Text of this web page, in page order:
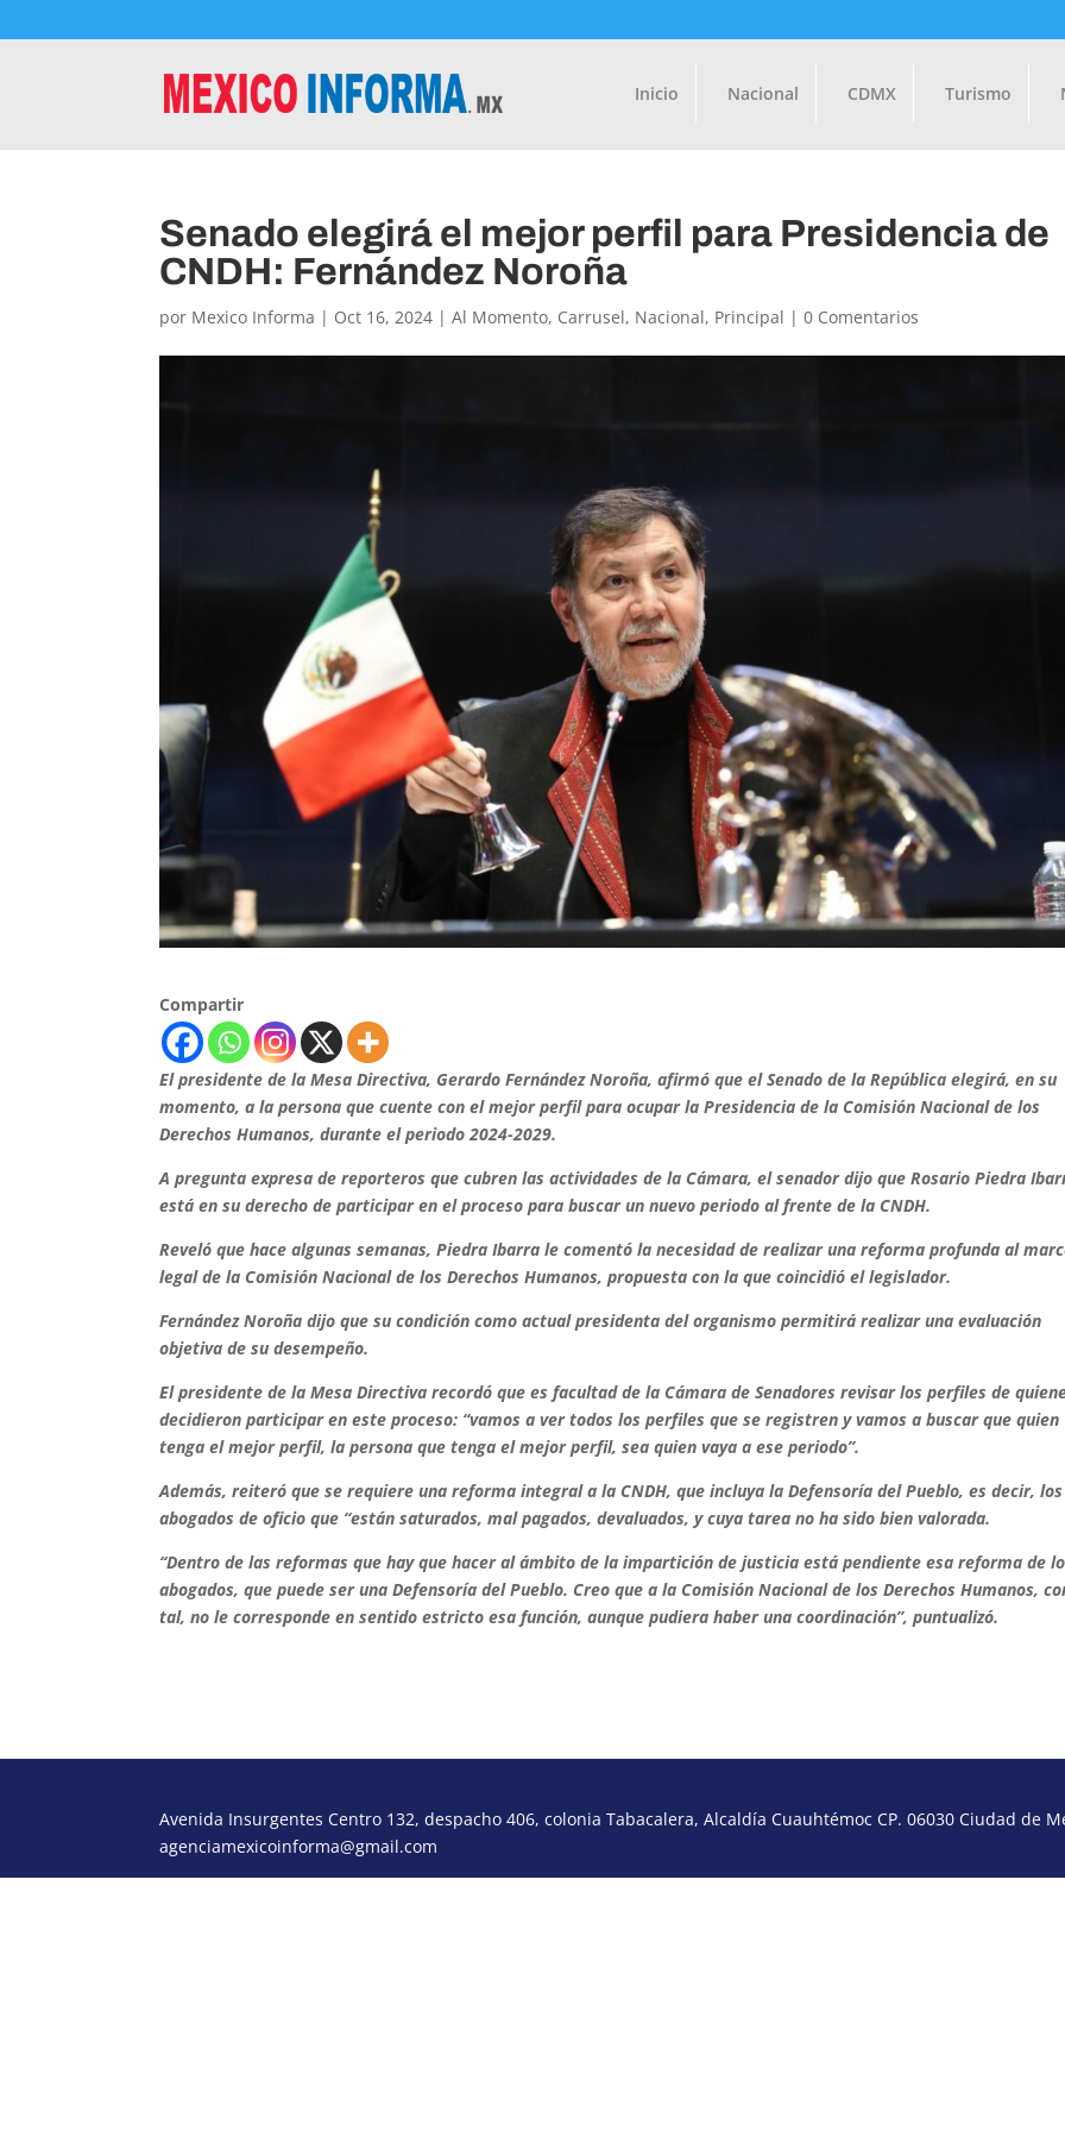
Inicio Nacional CDMX Turismo
Senado elegirá el mejor perfil para Presidencia de
CNDH: Fernández Noroña
por Mexico Informa | Oct 16, 2024 |Al Momento, Carrusel, Nacional, Principal |0 Comentarios
Compartir
El presidente de la Mesa Directiva, Gerardo Fernández Noroña, afirmó que el Senado de la República elegirá, en su
momento, a la persona que cuente con el mejor perfil para ocupar la Presidencia de la Comisión Nacional de los
Derechos Humanos, durante el periodo 2024-2029.
A pregunta expresa de reporteros que cubren las actividades de la Cámara, el senador dijo que Rosario Piedra
está en su derecho de participar en el proceso para buscar un nuevo periodo al frente de la CNDH.
Reveló que hace algunas semanas, Piedra Ibarra le comentó la necesidad de realizar una reforma profunda al
legal de la Comisión Nacional de los Derechos Humanos, propuesta con la que coincidió el legislador.
Fernández Noroña dijo que su condición como actual presidenta del organismo permitirá realizar una evaluación
objetiva de su desempeño.
El presidente de la Mesa Directiva recordó que es facultad de la Cámara de Senadores revisar los perfiles de
decidieron participar en este proceso: “vamos a ver todos los perfiles que se registren y vamos a buscar que quien
tenga el mejor perfil, la persona que tenga el mejor perfil, sea quien vaya a ese periodo”.
Además, reiteró que se requiere una reforma integral a la CNDH, que incluya la Defensoría del Pueblo, es decir, los
abogados de oficio que “están saturados, mal pagados, devaluados, y cuya tarea no ha sido bien valorada.
“Dentro de las reformas que hay que hacer al ámbito de la impartición de justicia está pendiente esa reforma de
abogados, que puede ser una Defensoría del Pueblo. Creo que a la Comisión Nacional de los Derechos Humanos,
tal, no le corresponde en sentido estricto esa función, aunque pudiera haber una coordinación”, puntualizó.
Avenida Insurgentes Centro 132, despacho 406, colonia Tabacalera, Alcaldía Cuauhtémoc CP. 06030 Ciudad de
agenciamexicoinforma@gmail.com